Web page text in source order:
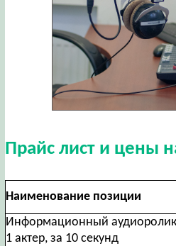
Прайс лист и цены
Наименование позиции
Информационный аудиоролик
1 актер, за 10 секунд